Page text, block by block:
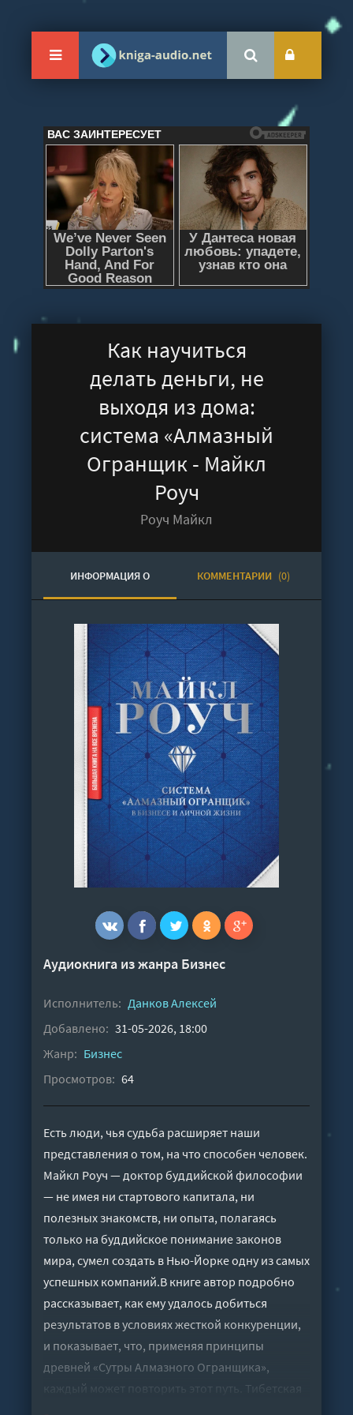
Как научиться
делать деньги, не
выходя из дома:
система «Алмазный
Огранщик - Майкл
Роуч
Роуч Майкл
ИНФОРМАЦИЯ О
АУДИОКНИГЕ
КОММЕНТАРИИ (0)
Аудиокнига из жанра Бизнес
Исполнитель: Данков Алексей
Добавлено: 31-05-2026, 18:00
Жанр: Бизнес
Просмотров: 64
Есть люди, чья судьба расширяет наши
представления о том, на что способен человек.
Майкл Роуч — доктор буддийской философии
— не имея ни стартового капитала, ни
полезных знакомств, ни опыта, полагаясь
только на буддийское понимание законов
мира, сумел создать в Нью-Йорке одну из самых
успешных компаний.В книге автор подробно
рассказывает, как ему удалось добиться
результатов в условиях жесткой конкуренции,
и показывает, что, применяя принципы
древней «Сутры Алмазного Огранщика»,
каждый может повторить этот путь. Тибетская